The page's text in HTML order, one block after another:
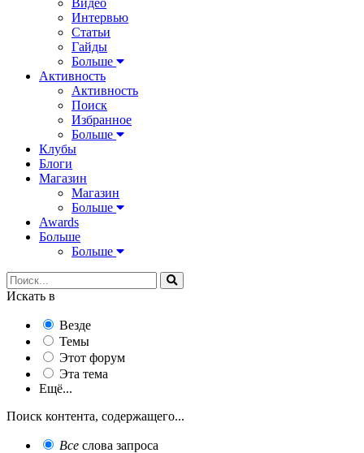
Интервью
Статьи
Гайды
Больше
Активность
Активность
Поиск
Избранное
Больше
Клубы
Блоги
Магазин
Магазин
Больше
Awards
Больше
Больше
Искать в
Везде
Темы
Этот форум
Эта тема
Ещё...
Поиск контента, содержащего...
Все слова запроса